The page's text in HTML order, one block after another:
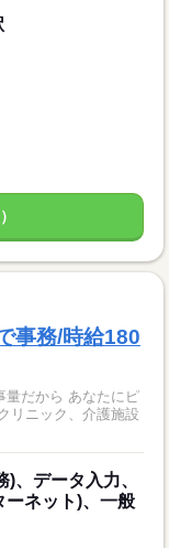
事務/時給180
量だから あなたにピ
リニック、介護施設
、データ入力、
ーネット)、一般